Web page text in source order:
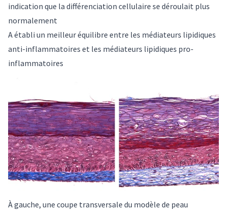
indication que la différenciation cellulaire se déroulait plus
normalement
A établi un meilleur équilibre entre les médiateurs lipidiques
anti-inflammatoires et les médiateurs lipidiques pro-
inflammatoires
À gauche, une coupe transversale du modèle de peau